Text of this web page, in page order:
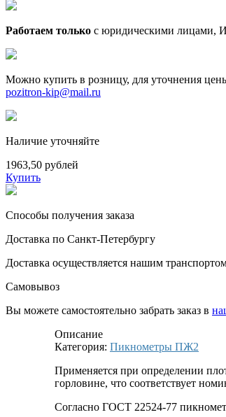
Работаем только с юридическими лицами,
Можно купить в розницу, для уточнения
pozitron-kip@mail.ru
Наличие уточняйте
1963,50 рублей
Купить
Способы получения заказа
Доставка по Санкт-Петербургу
Доставка осуществляется нашим
Самовывоз
Вы можете самостоятельно забрать заказ в
Описание
Категория: Пикнометры ПЖ2
Применяется при определении
горловине, что соответствует
Согласно ГОСТ 22524-77